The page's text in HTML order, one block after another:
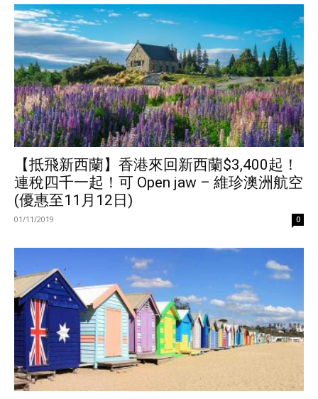
【抵飛新西蘭】香港來回新西蘭$3,400起！
連稅四千一起！可 Open jaw – 維珍澳洲航空
(優惠至11月12日)
01/11/2019 0